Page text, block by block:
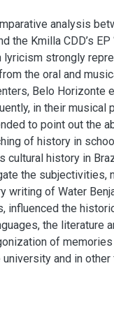
analysis
the Kmilla CDD’s EP
lyricism strongly
the oral and
Belo Horizonte
in their musical
to point out the
of history in
cultural history in
the subjectivities,
of Water
influenced the
the literature
of
and in other